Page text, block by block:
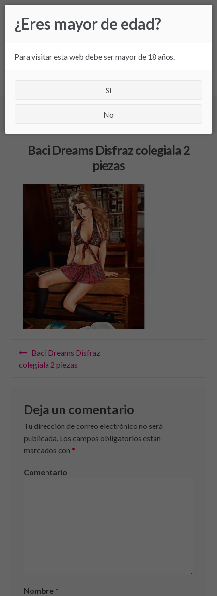
la
navegación
al
contenido
Dreams Disfraz colegiala 2 piezas
Baci Dreams Disfraz colegiala 2
piezas
Navegación
de
Baci Dreams Disfraz
colegiala 2 piezas
Deja un comentario
Tu dirección de correo electrónico no será
publicada.Los campos obligatorios están
marcados con *
Comentario
Nombre *
¿Eres mayor de edad?
Para visitar esta web debe ser mayor de 18 años.
Sí
No